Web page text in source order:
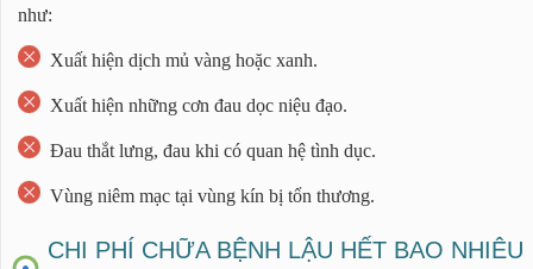
như:
Xuất hiện dịch mủ vàng hoặc xanh.
Xuất hiện những cơn đau dọc niệu đạo.
Đau thắt lưng, đau khi có quan hệ tình dục.
Vùng niêm mạc tại vùng kín bị tổn thương.
CHI PHÍ CHỮA BỆNH LẬU HẾT BAO NHIÊU